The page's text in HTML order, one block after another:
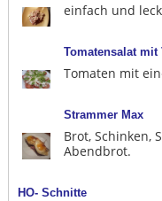
einfach und
Tomatensalat mit
Tomaten mit
Strammer Max
Brot, Schinken,
Abendbrot.
HO- Schnitte